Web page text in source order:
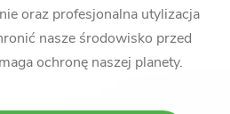
oraz profesjonalna utylizacja
nasze środowisko przed
ochronę naszej planety.